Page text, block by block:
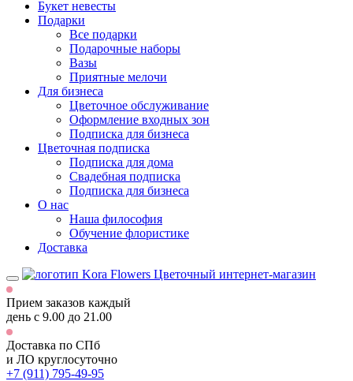
Букет невесты
Подарки
Все подарки
Подарочные наборы
Вазы
Приятные мелочи
Для бизнеса
Цветочное обслуживание
Оформление входных зон
Подписка для бизнеса
Цветочная подписка
Подписка для дома
Свадебная подписка
Подписка для бизнеса
О нас
Наша философия
Обучение флористике
Доставка
Цветочный интернет-магазин
Прием заказов каждый
день с 9.00 до 21.00
Доставка по СПб
и ЛО круглосуточно
+7 (911) 795-49-95